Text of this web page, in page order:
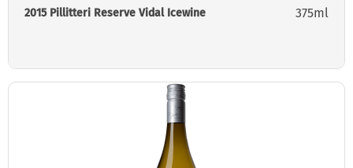
2015 Pillitteri Reserve Vidal Icewine 375ml